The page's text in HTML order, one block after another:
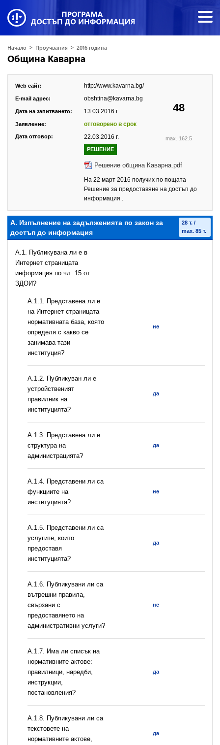
Начало > Проучвания > 2016 година
Община Каварна
48
max. 162.5
Web сайт: http://www.kavarna.bg/
E-mail адрес: obshtina@kavarna.bg
Дата на запитването: 13.03.2016 г.
Заявление: отговорено в срок
Дата отговор: 22.03.2016 г.
РЕШЕНИЕ
Решение община Каварна.pdf
На 22 март 2016 получих по пощата
Решение за предоставяне на достъп до
информация .
А. Изпълнение на задълженията по закон за
достъп до информация
28 т. /
max. 85 т.
A.1. Публикувана ли е в
Интернет страницата
информация по чл. 15 от
ЗДОИ?
A.1.1. Представена ли е
на Интернет страницата
нормативната база, която
определя с какво се
занимава тази
институция?
не
A.1.2. Публикуван ли е
устройственият
правилник на
институцията?
да
A.1.3. Представена ли е
структура на
администрацията?
да
А.1.4. Представени ли са
функциите на
институцията?
не
А.1.5. Представени ли са
услугите, които
предоставя
институцията?
да
А.1.6. Публикувани ли са
вътрешни правила,
свързани с
предоставянето на
административни услуги?
не
А.1.7. Има ли списък на
нормативните актове:
правилници, наредби,
инструкции,
постановления?
да
А.1.8. Публикувани ли са
текстовете на
нормативните актове,
да